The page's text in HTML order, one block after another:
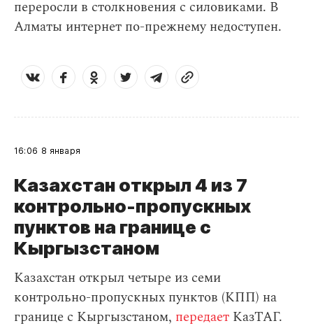
переросли в столкновения с силовиками. В
Алматы интернет по-прежнему недоступен.
16:06 8 января
Казахстан открыл 4 из 7
контрольно-пропускных
пунктов на границе с
Кыргызстаном
Казахстан открыл четыре из семи
контрольно-пропускных пунктов (КПП) на
границе с Кыргызстаном, передает КазТАГ.